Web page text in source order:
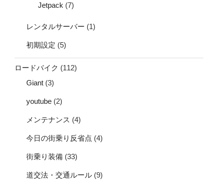
Jetpack (7)
レンタルサーバー (1)
初期設定 (5)
ロードバイク (112)
Giant (3)
youtube (2)
メンテナンス (4)
今日の街乗り反省点 (4)
街乗り装備 (33)
道交法・交通ルール (9)